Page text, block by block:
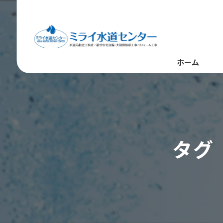
ホーム
タグ